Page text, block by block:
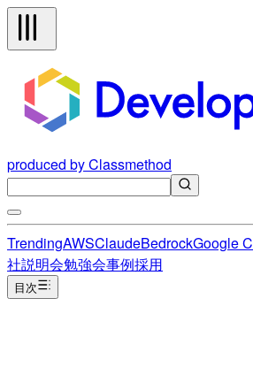
produced by Classmethod
TrendingAWSClaudeBedrockGoogle
社説明会勉強会事例採用
目次